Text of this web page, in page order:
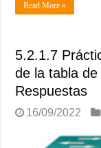
Read More »
5.2.1.7
de la tabla
Respuestas
16/09/2022